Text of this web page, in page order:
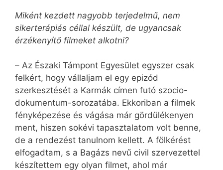
Miként kezdett nagyobb terjedelmű, nem
sikerterápiás céllal készült, de ugyancsak
érzékenyítő filmeket alkotni?
– Az Északi Támpont Egyesület egyszer csak
felkért, hogy vállaljam el egy epizód
szerkesztését a Karmák címen futó szocio-
dokumentum-sorozatába. Ekkoriban a filmek
fényképezése és vágása már gördülékenyen
ment, hiszen sokévi tapasztalatom volt benne,
de a rendezést tanulnom kellett. A fölkérést
elfogadtam, s a Bagázs nevű civil szervezettel
készítettem egy olyan filmet, ahol már